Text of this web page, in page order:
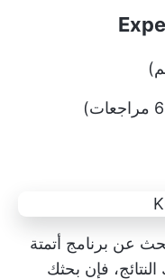
عن برنامج أتمتة
فإن بحثك